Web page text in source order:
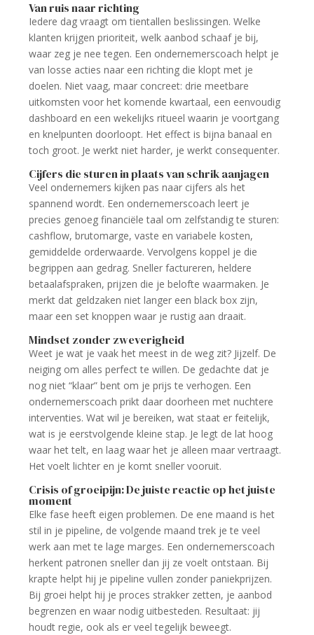
Van ruis naar richting
Iedere dag vraagt om tientallen beslissingen. Welke
klanten krijgen prioriteit, welk aanbod schaaf je bij,
waar zeg je nee tegen. Een ondernemerscoach helpt je
van losse acties naar een richting die klopt met je
doelen. Niet vaag, maar concreet: drie meetbare
uitkomsten voor het komende kwartaal, een eenvoudig
dashboard en een wekelijks ritueel waarin je voortgang
en knelpunten doorloopt. Het effect is bijna banaal en
toch groot. Je werkt niet harder, je werkt consequenter.
Cijfers die sturen in plaats van schrik aanjagen
Veel ondernemers kijken pas naar cijfers als het
spannend wordt. Een ondernemerscoach leert je
precies genoeg financiële taal om zelfstandig te sturen:
cashflow, brutomarge, vaste en variabele kosten,
gemiddelde orderwaarde. Vervolgens koppel je die
begrippen aan gedrag. Sneller factureren, heldere
betaalafspraken, prijzen die je belofte waarmaken. Je
merkt dat geldzaken niet langer een black box zijn,
maar een set knoppen waar je rustig aan draait.
Mindset zonder zweverigheid
Weet je wat je vaak het meest in de weg zit? Jijzelf. De
neiging om alles perfect te willen. De gedachte dat je
nog niet “klaar” bent om je prijs te verhogen. Een
ondernemerscoach prikt daar doorheen met nuchtere
interventies. Wat wil je bereiken, wat staat er feitelijk,
wat is je eerstvolgende kleine stap. Je legt de lat hoog
waar het telt, en laag waar het je alleen maar vertraagt.
Het voelt lichter en je komt sneller vooruit.
Crisis of groeipijn: De juiste reactie op het juiste
moment
Elke fase heeft eigen problemen. De ene maand is het
stil in je pipeline, de volgende maand trek je te veel
werk aan met te lage marges. Een ondernemerscoach
herkent patronen sneller dan jij ze voelt ontstaan. Bij
krapte helpt hij je pipeline vullen zonder paniekprijzen.
Bij groei helpt hij je proces strakker zetten, je aanbod
begrenzen en waar nodig uitbesteden. Resultaat: jij
houdt regie, ook als er veel tegelijk beweegt.